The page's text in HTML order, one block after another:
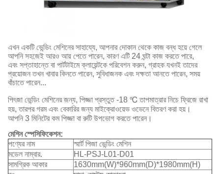
এখন একটি ভেন্ডিং মেশিনের সাহায্যে, আপনার দোকান থেকে কাজ বন্ধ হয়ে গেলে
আপনি সহজেই আরও আয় পেতে পারেন, কারণ এটি 24 ঘন্টা কাজ করতে পারে,
এবং সপ্তাহান্তে বা পার্টটাইমে ক্লায়েন্টকে পরিবেশন করুন, গ্রাহক যখনই তাদের
প্রয়োজন তখন খাবার কিনতে পারেন, সুবিধাজনক এবং দক্ষতা আনতে পারেন, সময়
বাঁচাতে পারেন...
পিৎজা ভেন্ডিং মেশিনের জন্য, পিজ্জা প্রস্তুত -18 ℃ তাপমাত্রার নিচে ফ্রিজে রাখা
হয়, তারপর গরম এবং বেকারির জন্য মাইক্রোওয়েভ ওভেনে বিতরণ করা হয়।
আপনি 3 মিনিটের কম পিজ্জা বা রুটি উপভোগ করতে পারেন।
মেশিন স্পেসিফিকেশন:
পণ্যের নাম
স্মার্ট পিজা ভেন্ডিং মেশিন
মডেল নাম্বার.
HL-PSJ-L01-D01
সামগ্রিক আকার
1630mm(W)*960mm(D)*1980mm(H)